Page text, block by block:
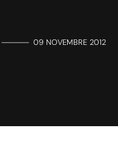
————— 09 NOVEMBRE 2012